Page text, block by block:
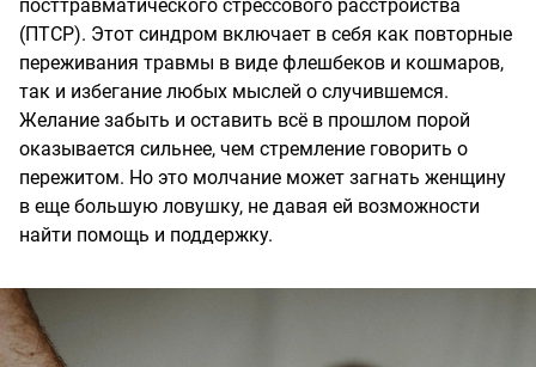
посттравматического стрессового расстройства
(ПТСР). Этот синдром включает в себя как повторные
переживания травмы в виде флешбеков и кошмаров,
так и избегание любых мыслей о случившемся.
Желание забыть и оставить всё в прошлом порой
оказывается сильнее, чем стремление говорить о
пережитом. Но это молчание может загнать женщину
в еще большую ловушку, не давая ей возможности
найти помощь и поддержку.